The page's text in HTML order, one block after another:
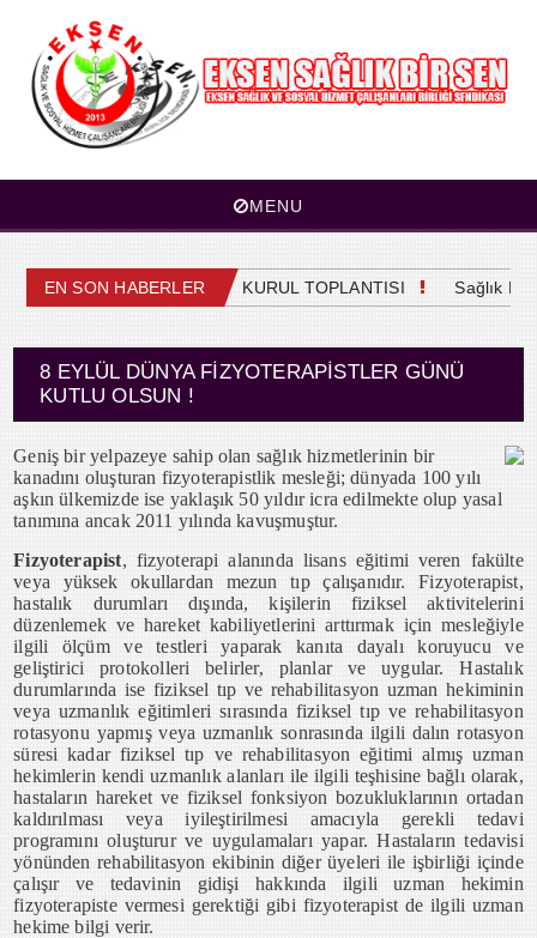
MENU
EN SON HABERLER
4. OLAĞAN GENEL KURUL TOPLANTISI Sağlık
8 EYLÜL DÜNYA FİZYOTERAPİSTLER GÜNÜ
KUTLU OLSUN !
Geniş bir yelpazeye sahip olan sağlık hizmetlerinin bir
kanadını oluşturan fizyoterapistlik mesleği; dünyada 100 yılı
aşkın ülkemizde ise yaklaşık 50 yıldır icra edilmekte olup yasal
tanımına ancak 2011 yılında kavuşmuştur.
Fizyoterapist, fizyoterapi alanında lisans eğitimi veren fakülte
veya yüksek okullardan mezun tıp çalışanıdır. Fizyoterapist,
hastalık durumları dışında, kişilerin fiziksel aktivitelerini
düzenlemek ve hareket kabiliyetlerini arttırmak için mesleğiyle
ilgili ölçüm ve testleri yaparak kanıta dayalı koruyucu ve
geliştirici protokolleri belirler, planlar ve uygular. Hastalık
durumlarında ise fiziksel tıp ve rehabilitasyon uzman hekiminin
veya uzmanlık eğitimleri sırasında fiziksel tıp ve rehabilitasyon
rotasyonu yapmış veya uzmanlık sonrasında ilgili dalın rotasyon
süresi kadar fiziksel tıp ve rehabilitasyon eğitimi almış uzman
hekimlerin kendi uzmanlık alanları ile ilgili teşhisine bağlı olarak,
hastaların hareket ve fiziksel fonksiyon bozukluklarının ortadan
kaldırılması veya iyileştirilmesi amacıyla gerekli tedavi
programını oluşturur ve uygulamaları yapar. Hastaların tedavisi
yönünden rehabilitasyon ekibinin diğer üyeleri ile işbirliği içinde
çalışır ve tedavinin gidişi hakkında ilgili uzman hekimin
fizyoterapiste vermesi gerektiği gibi fizyoterapist de ilgili uzman
hekime bilgi verir.